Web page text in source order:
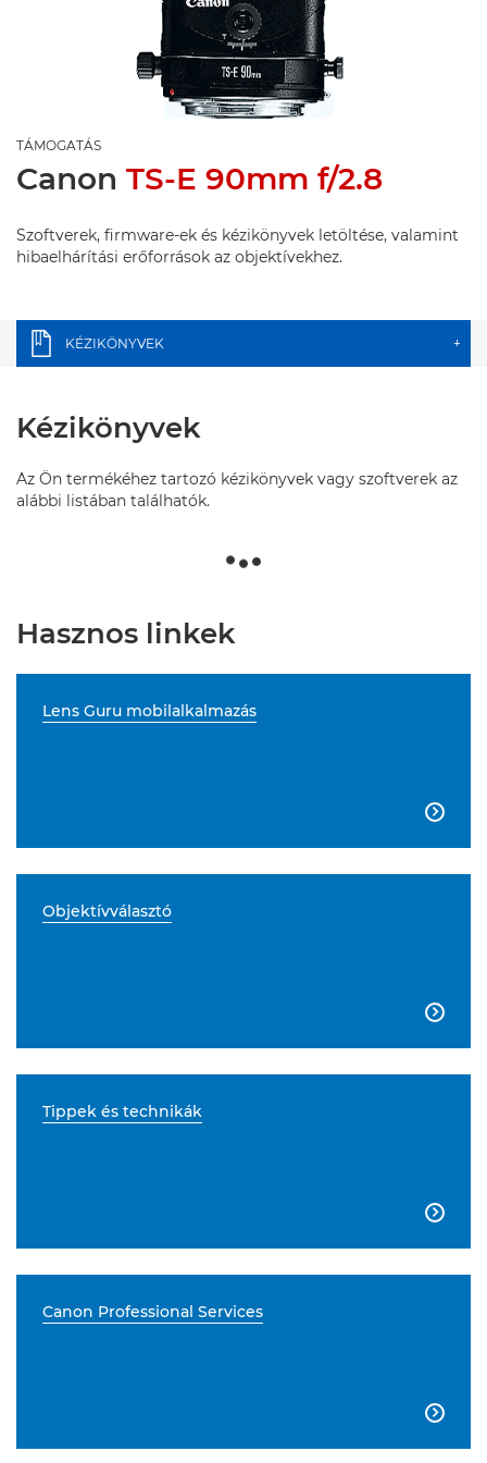
TÁMOGATÁS
Canon TS-E 90mm f/2.8
Szoftverek, firmware-ek és kézikönyvek letöltése, valamint
hibaelhárítási erőforrások az objektívekhez.
KÉZIKÖNYVEK +
Kézikönyvek
Az Ön termékéhez tartozó kézikönyvek vagy szoftverek az
alábbi listában találhatók.
Hasznos linkek
Lens Guru mobilalkalmazás

Objektívválasztó

Tippek és technikák

Canon Professional Services
